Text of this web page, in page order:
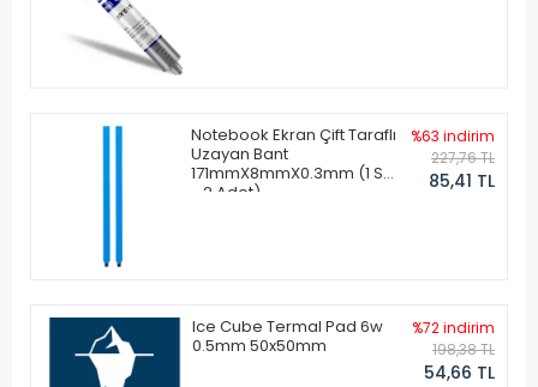
Notebook Ekran Çift Taraflı
Uzayan Bant
171mmX8mmX0.3mm (1 Set
- 2 Adet)
%63 indirim
227,76 TL
85,41 TL
Ice Cube Termal Pad 6w
0.5mm 50x50mm
%72 indirim
198,38 TL
54,66 TL